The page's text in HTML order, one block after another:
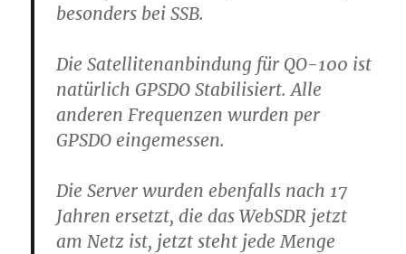
besonders bei SSB.
Die Satellitenanbindung für QO-100 ist
natürlich GPSDO Stabilisiert. Alle
anderen Frequenzen wurden per
GPSDO eingemessen.
Die Server wurden ebenfalls nach 17
Jahren ersetzt, die das WebSDR jetzt
am Netz ist, jetzt steht jede Menge